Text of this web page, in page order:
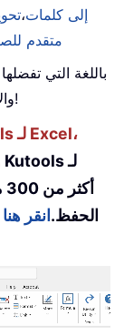
إلى كلمات،
متقدم
والألمانية والفرنسية والصينية و40+ لغات أخرى!
الحفظ. انقر